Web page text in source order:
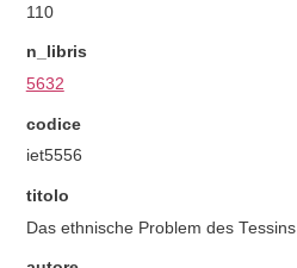
110
n_libris
5632
codice
iet5556
titolo
Das ethnische Problem des Tessins